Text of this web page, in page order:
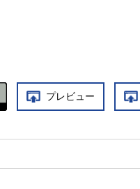
プレビュー